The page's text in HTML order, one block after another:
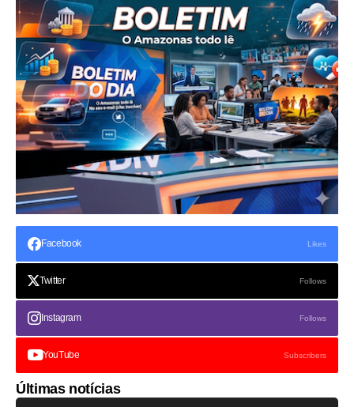
Facebook Likes
Twitter Follows
Instagram Follows
YouTube Subscribers
Últimas notícias